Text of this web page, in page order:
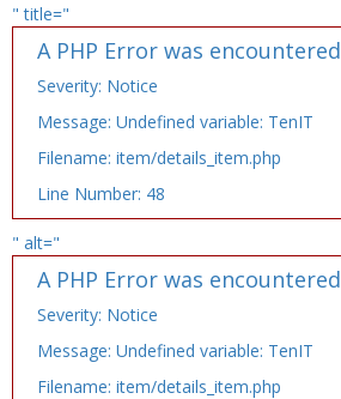
" title="
A PHP Error was encountered
Severity: Notice
Message: Undefined variable: TenIT
Filename: item/details_item.php
Line Number: 48
" alt="
A PHP Error was encountered
Severity: Notice
Message: Undefined variable: TenIT
Filename: item/details_item.php